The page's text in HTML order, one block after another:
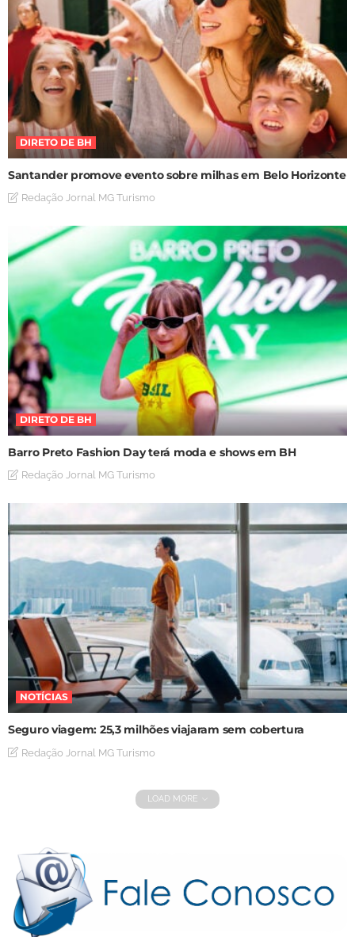
DIRETO DE BH
Santander promove evento sobre milhas em Belo Horizonte
Redação Jornal MG Turismo
DIRETO DE BH
Barro Preto Fashion Day terá moda e shows em BH
Redação Jornal MG Turismo
NOTÍCIAS
Seguro viagem: 25,3 milhões viajaram sem cobertura
Redação Jornal MG Turismo
LOAD MORE